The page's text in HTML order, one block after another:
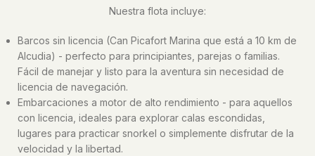
Nuestra flota incluye:
Barcos sin licencia (Can Picafort Marina que está a 10 km de
Alcudia) - perfecto para principiantes, parejas o familias.
Fácil de manejar y listo para la aventura sin necesidad de
licencia de navegación.
Embarcaciones a motor de alto rendimiento - para aquellos
con licencia, ideales para explorar calas escondidas,
lugares para practicar snorkel o simplemente disfrutar de la
velocidad y la libertad.